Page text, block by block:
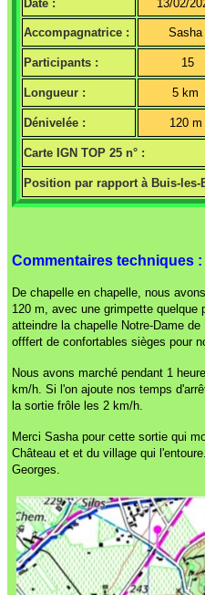
Date : 13/02/
Accompagnatrice : Sasha
Participants : 15
Longueur : 5 km
Dénivelée : 120 m
Carte IGN TOP 25 n° :
Position par rapport à Buis-les-
Commentaires techniques :
De chapelle en chapelle, nous
120 m, avec une grimpette quelque
atteindre la chapelle Notre-Dame
offfert de confortables sièges pour
Nous avons marché pendant 1
km/h. Si l'on ajoute nos temps
la sortie frôle les 2 km/h.
Merci Sasha pour cette sortie qui
Château et et du village qui l'entoure.
Georges.